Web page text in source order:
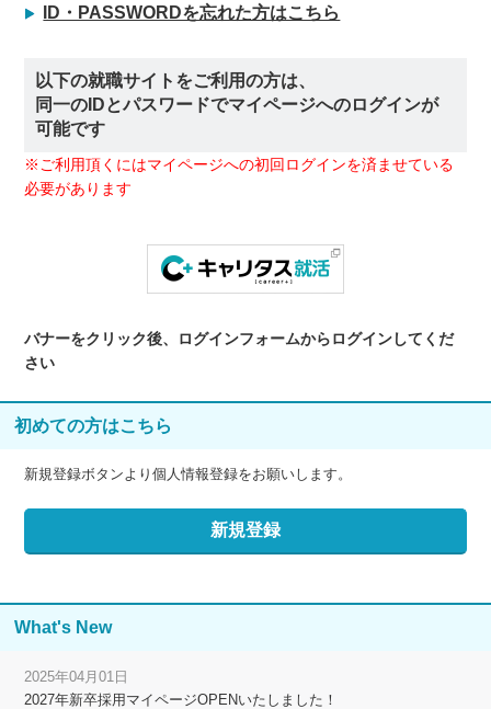
ID・PASSWORDを忘れた方はこちら
以下の就職サイトをご利用の方は、
同一のIDとパスワードでマイページへのログインが
可能です
※ご利用頂くにはマイページへの初回ログインを済ませている
必要があります
バナーをクリック後、ログインフォームからログインしてくだ
さい
初めての方はこちら
新規登録ボタンより個人情報登録をお願いします。
What's New
2025年04月01日
2027年新卒採用マイページOPENいたしました！